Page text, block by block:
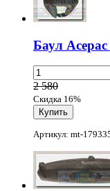
Баул
2 580
Скидка 16%
Артикул: mt-